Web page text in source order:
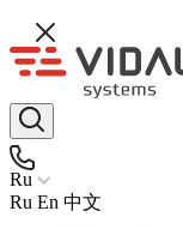
Ru
Ru En 中文